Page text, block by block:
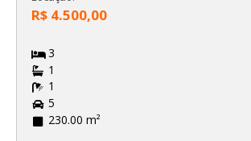
R$ 4.500,00
3
1
1
5
230.00 m²